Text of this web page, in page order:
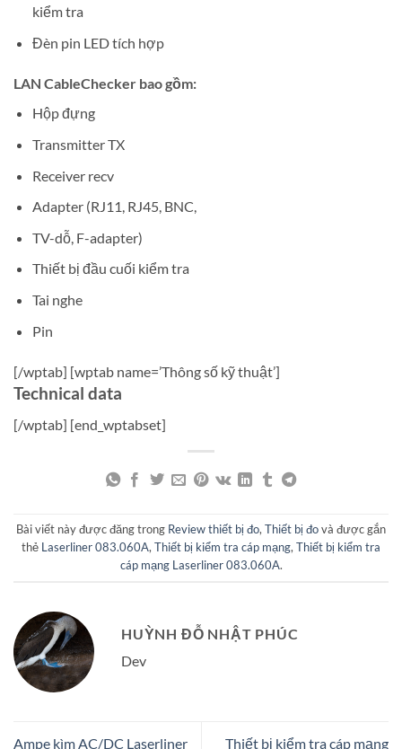
kiểm tra
Đèn pin LED tích hợp
LAN CableChecker bao gồm:
Hộp đựng
Transmitter TX
Receiver recv
Adapter (RJ11, RJ45, BNC,
TV-dỗ, F-adapter)
Thiết bị đầu cuối kiểm tra
Tai nghe
Pin
[/wptab] [wptab name=’Thông số kỹ thuật’]
Technical data
[/wptab] [end_wptabset]
Bài viết này được đăng trong Review thiết bị đo,Thiết bị đovà được gắn
thẻ Laserliner 083.060A,Thiết bị kiểm tra cáp mạng,Thiết bị kiểm tra
cáp mạng Laserliner 083.060A.
HUỲNH ĐỖ NHẬT PHÚC
Dev
Ampe kìm AC/DC Laserliner Thiết bị kiểm tra cáp mạng